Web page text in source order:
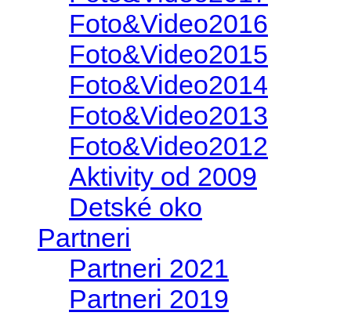
Foto&Video2016
Foto&Video2015
Foto&Video2014
Foto&Video2013
Foto&Video2012
Aktivity od 2009
Detské oko
Partneri
Partneri 2021
Partneri 2019